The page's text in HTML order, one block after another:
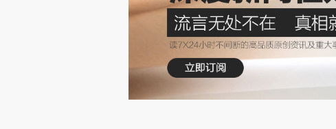
市场占比最高的类目，但其同比增速基本
菜等类目则呈现出一定的销售额同比下滑
重点类目占比/销售额同比：